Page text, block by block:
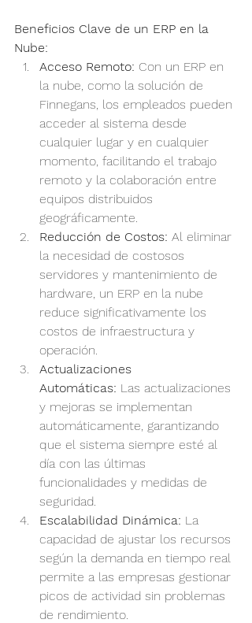
Beneficios Clave de un ERP en la
Nube:
Acceso Remoto: Con un ERP en
la nube, como la solución de
Finnegans, los empleados pueden
acceder al sistema desde
cualquier lugar y en cualquier
momento, facilitando el trabajo
remoto y la colaboración entre
equipos distribuidos
geográficamente.
Reducción de Costos: Al eliminar
la necesidad de costosos
servidores y mantenimiento de
hardware, un ERP en la nube
reduce significativamente los
costos de infraestructura y
operación.
Actualizaciones
Automáticas: Las actualizaciones
y mejoras se implementan
automáticamente, garantizando
que el sistema siempre esté al
día con las últimas
funcionalidades y medidas de
seguridad.
Escalabilidad Dinámica: La
capacidad de ajustar los recursos
según la demanda en tiempo real
permite a las empresas gestionar
picos de actividad sin problemas
de rendimiento.